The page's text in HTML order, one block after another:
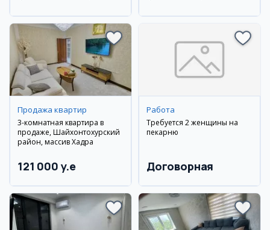
Продажа квартир
3-комнатная квартира в
продаже, Шайхонтохурский
район, массив Хадра
121 000 y.e
Работа
Требуется 2 женщины на
пекарню
Договорная